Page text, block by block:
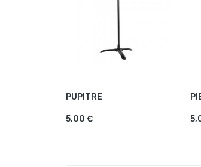
PUPITRE
5,00 €
AJOUTER AU PANIER